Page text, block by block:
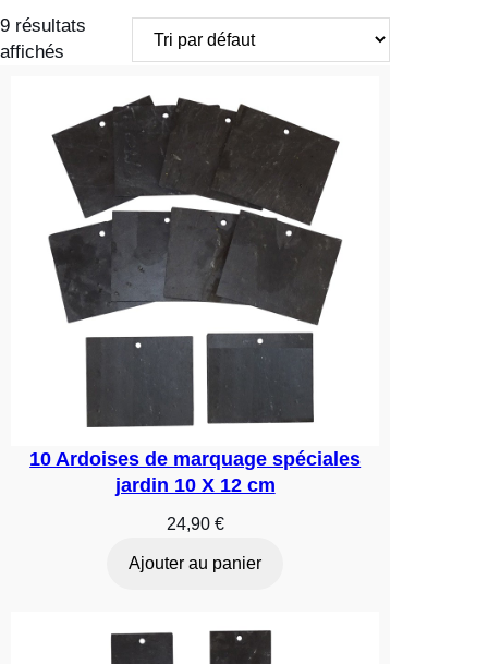
9 résultats
affichés
10 Ardoises de marquage spéciales
jardin 10 X 12 cm
24,90 €
Ajouter au panier